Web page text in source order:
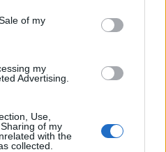
of my
my
Advertising.
Use,
of my
with the
collected.
οφέλη από
και